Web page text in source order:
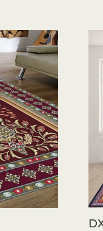
Komfort und
Harte
anfühlen.
Raum
Raum
Ein weniger
absorbieren. In
Platzieren eines
friedlichere
Häusern mit